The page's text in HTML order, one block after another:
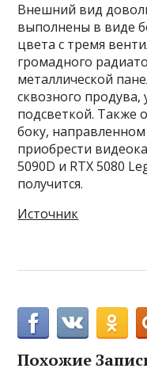
Внешний вид
выполнены в виде
цвета с тремя
громадного
металлической
сквозного
подсветкой. Также
боку,
приобрести
5090D и RTX 5080
получится.
Источник
Похожие